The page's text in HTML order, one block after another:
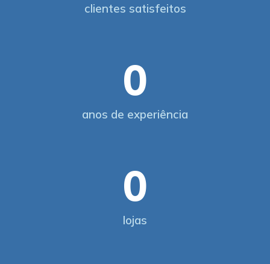
clientes satisfeitos
0
anos de experiência
0
lojas